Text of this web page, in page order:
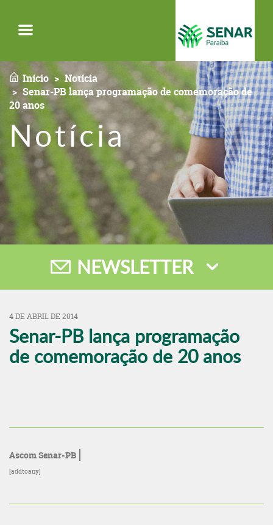
Início
Notícia
Senar-PB lança programação de comemoração de
20 anos
Notícia
NEWSLETTER
4 DE ABRIL DE 2014
Senar-PB lança programação
de comemoração de 20 anos
Ascom Senar-PB
[addtoany]